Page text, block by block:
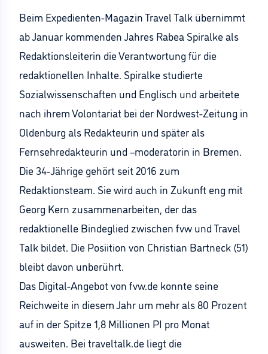
Beim Expedienten-Magazin Travel Talk übernimmt
ab Januar kommenden Jahres Rabea Spiralke als
Redaktionsleiterin die Verantwortung für die
redaktionellen Inhalte. Spiralke studierte
Sozialwissenschaften und Englisch und arbeitete
nach ihrem Volontariat bei der Nordwest-Zeitung in
Oldenburg als Redakteurin und später als
Fernsehredakteurin und –moderatorin in Bremen.
Die 34-Jährige gehört seit 2016 zum
Redaktionsteam. Sie wird auch in Zukunft eng mit
Georg Kern zusammenarbeiten, der das
redaktionelle Bindeglied zwischen fvw und Travel
Talk bildet. Die Posiition von Christian Bartneck (51)
bleibt davon unberührt.
Das Digital-Angebot von fvw.de konnte seine
Reichweite in diesem Jahr um mehr als 80 Prozent
auf in der Spitze 1,8 Millionen PI pro Monat
ausweiten. Bei traveltalk.de liegt die